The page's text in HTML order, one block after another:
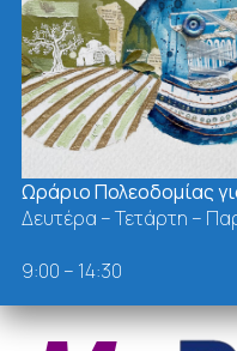
Δράσεις -
Ωράριο Πολεοδομίας
Δευτέρα – Τετάρτη –
9:00 – 14:30